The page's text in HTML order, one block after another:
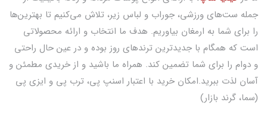
جمله ست‌های ورزشی، جوراب و لباس زیر، تلاش می‌کنیم تا بهترین‌ها
را برای شما به ارمغان بیاوریم. هدف ما انتخاب و ارائه محصولاتی
است که همگام با جدیدترین ترندهای روز بوده و در عین حال راحتی
و دوام را برای شما تضمین کند. همراه ما باشید و از خریدی مطمئن و
آسان لذت ببرید.امکان خرید با اعتبار اسنپ پی، ترب پی و ایزی پی
(سما، گرند بازار)